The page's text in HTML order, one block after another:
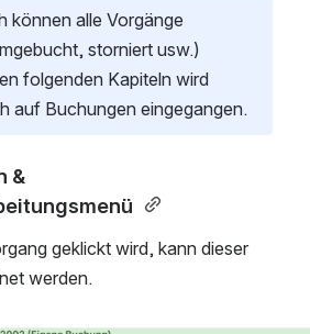
können alle Vorgänge
storniert usw.)
folgenden Kapiteln wird
auf Buchungen eingegangen.
&
geklickt wird, kann dieser
werden.